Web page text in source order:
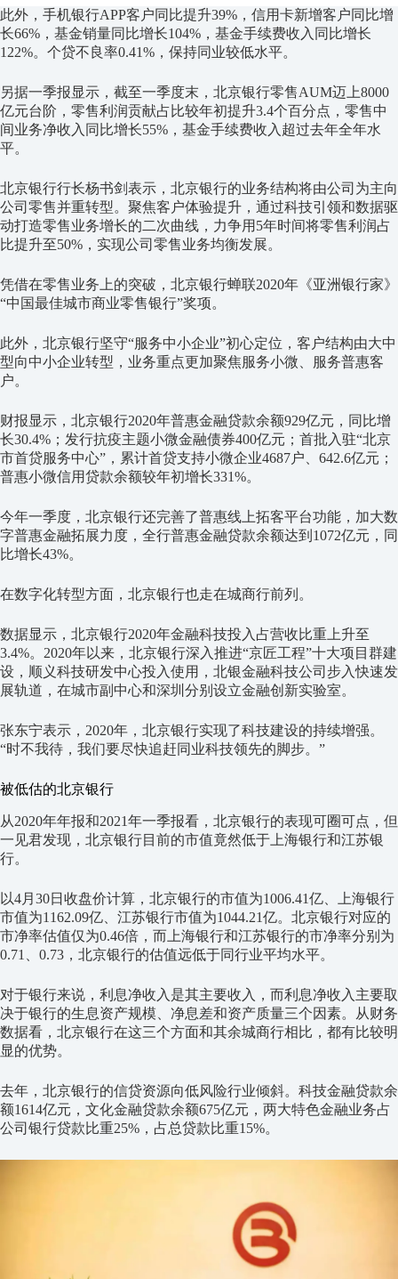
此外，手机银行APP客户同比提升39%，信用卡新增客户同比增
长66%，基金销量同比增长104%，基金手续费收入同比增长
122%。个贷不良率0.41%，保持同业较低水平。
另据一季报显示，截至一季度末，北京银行零售AUM迈上8000
亿元台阶，零售利润贡献占比较年初提升3.4个百分点，零售中
间业务净收入同比增长55%，基金手续费收入超过去年全年水
平。
北京银行行长杨书剑表示，北京银行的业务结构将由公司为主向
公司零售并重转型。聚焦客户体验提升，通过科技引领和数据驱
动打造零售业务增长的二次曲线，力争用5年时间将零售利润占
比提升至50%，实现公司零售业务均衡发展。
凭借在零售业务上的突破，北京银行蝉联2020年《亚洲银行家》
“中国最佳城市商业零售银行”奖项。
此外，北京银行坚守“服务中小企业”初心定位，客户结构由大中
型向中小企业转型，业务重点更加聚焦服务小微、服务普惠客
户。
财报显示，北京银行2020年普惠金融贷款余额929亿元，同比增
长30.4%；发行抗疫主题小微金融债券400亿元；首批入驻“北京
市首贷服务中心”，累计首贷支持小微企业4687户、642.6亿元；
普惠小微信用贷款余额较年初增长331%。
今年一季度，北京银行还完善了普惠线上拓客平台功能，加大数
字普惠金融拓展力度，全行普惠金融贷款余额达到1072亿元，同
比增长43%。
在数字化转型方面，北京银行也走在城商行前列。
数据显示，北京银行2020年金融科技投入占营收比重上升至
3.4%。2020年以来，北京银行深入推进“京匠工程”十大项目群建
设，顺义科技研发中心投入使用，北银金融科技公司步入快速发
展轨道，在城市副中心和深圳分别设立金融创新实验室。
张东宁表示，2020年，北京银行实现了科技建设的持续增强。
“时不我待，我们要尽快追赶同业科技领先的脚步。”
被低估的北京银行
从2020年年报和2021年一季报看，北京银行的表现可圈可点，但
一见君发现，北京银行目前的市值竟然低于上海银行和江苏银
行。
以4月30日收盘价计算，北京银行的市值为1006.41亿、上海银行
市值为1162.09亿、江苏银行市值为1044.21亿。北京银行对应的
市净率估值仅为0.46倍，而上海银行和江苏银行的市净率分别为
0.71、0.73，北京银行的估值远低于同行业平均水平。
对于银行来说，利息净收入是其主要收入，而利息净收入主要取
决于银行的生息资产规模、净息差和资产质量三个因素。从财务
数据看，北京银行在这三个方面和其余城商行相比，都有比较明
显的优势。
去年，北京银行的信贷资源向低风险行业倾斜。科技金融贷款余
额1614亿元，文化金融贷款余额675亿元，两大特色金融业务占
公司银行贷款比重25%，占总贷款比重15%。